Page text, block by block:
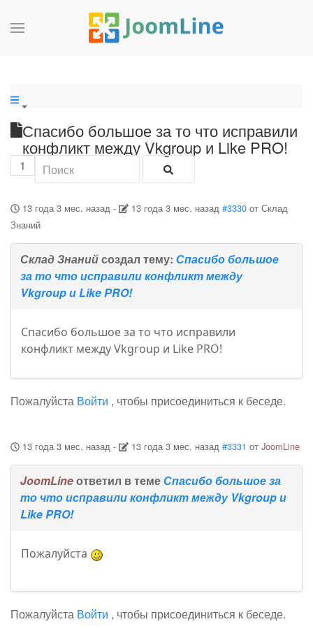
Спасибо большое за то что исправили
конфликт между Vkgroup и Like PRO!
1
13 года 3 мес. назад- 13 года 3 мес. назад #3330 отСклад
Знаний
Склад Знанийсоздал тему: Спасибо большое
за то что исправили конфликт между
Vkgroup и Like PRO!
Спасибо большое за то что исправили
конфликт между Vkgroup и Like PRO!
Пожалуйста Войти , чтобы присоединиться к беседе.
13 года 3 мес. назад- 13 года 3 мес. назад #3331 отJoomLine
JoomLineответил в темеСпасибо большое за
то что исправили конфликт между Vkgroup и
Like PRO!
Пожалуйста
Пожалуйста Войти , чтобы присоединиться к беседе.